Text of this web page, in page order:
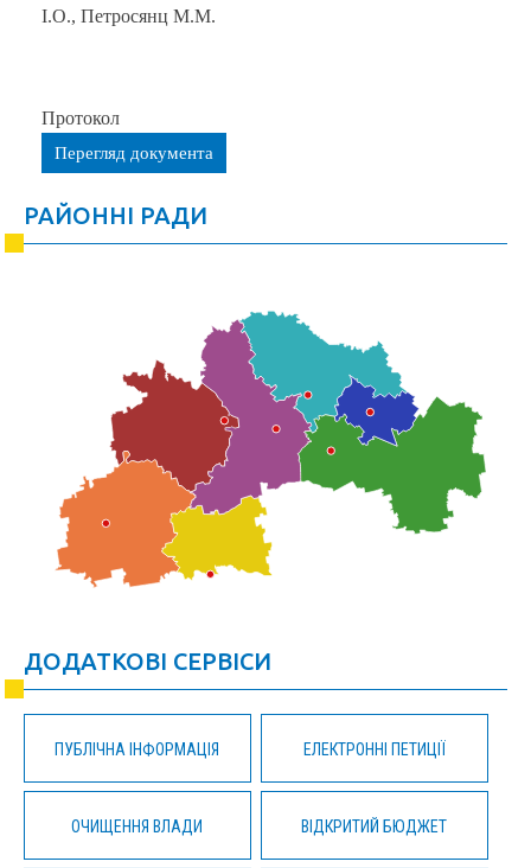
І.О., Петросянц М.М.
Протокол
Перегляд документа
РАЙОННІ РАДИ
ДОДАТКОВІ СЕРВІСИ
ПУБЛІЧНА ІНФОРМАЦІЯ ЕЛЕКТРОННІ ПЕТИЦІЇ
ОЧИЩЕННЯ ВЛАДИ ВІДКРИТИЙ БЮДЖЕТ